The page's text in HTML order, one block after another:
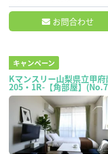
お問合わせ
キャンペーン
Kマンスリー山梨県立甲府
205・1R-【角部屋】